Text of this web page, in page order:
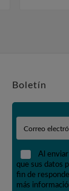
Boletín
Al
que sus datos
fin de
más